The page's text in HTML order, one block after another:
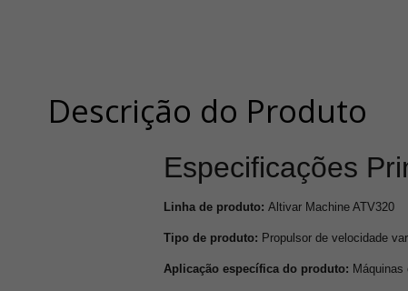
Descrição do Produto
Especificações
Linha de produto: Altivar Machine ATV320
Tipo de produto: Propulsor de velocidade
Aplicação específica do produto: Máquinas